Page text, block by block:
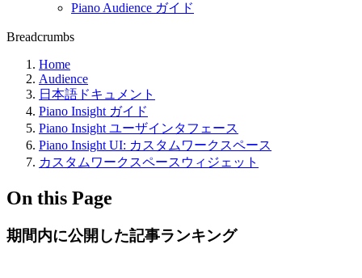
Piano Audience ガイド
Breadcrumbs
Home
Audience
日本語ドキュメント
Piano Insight ガイド
Piano Insight ユーザインタフェース
Piano Insight UI: カスタムワークスペース
カスタムワークスペースウィジェット
On this Page
期間内に公開した記事ランキング